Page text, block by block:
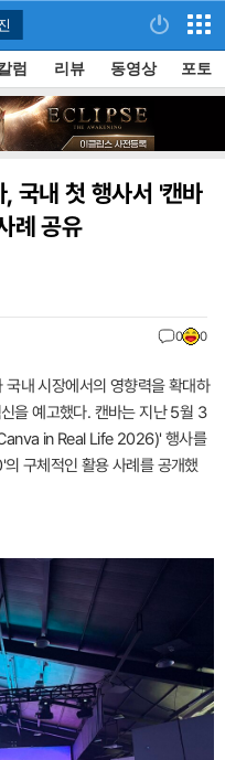
럼 리뷰 동영상 포토
국내 첫 행사서 '캔바
례 공유
0 0
내 시장에서의 영향력을 확대하
을 예고했다. 캔바는 지난 5월 3
in Real Life 2026)' 행사를
구체적인 활용 사례를 공개했